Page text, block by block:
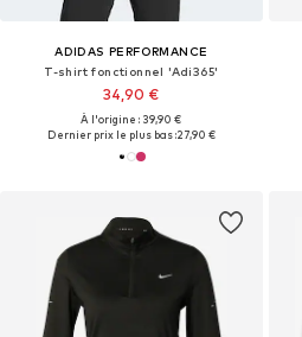
ADIDAS PERFORMANCE
T-shirt fonctionnel 'Adi365'
34,90 €
À l'origine : 39,90 €
Dernier prix le plus bas :27,90 €